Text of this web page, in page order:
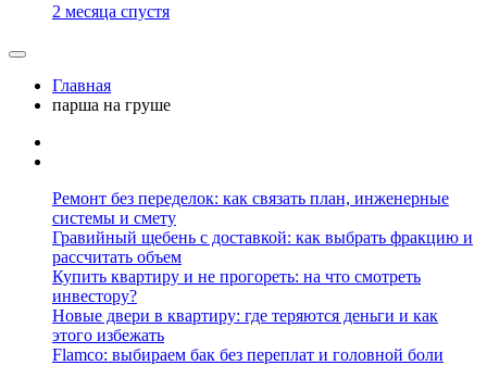
2 месяца спустя
Главная
парша на груше
Ремонт без переделок: как связать план, инженерные
системы и смету
Гравийный щебень с доставкой: как выбрать фракцию и
рассчитать объем
Купить квартиру и не прогореть: на что смотреть
инвестору?
Новые двери в квартиру: где теряются деньги и как
этого избежать
Flamco: выбираем бак без переплат и головной боли